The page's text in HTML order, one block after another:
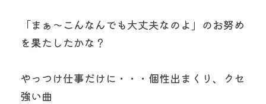
「まぁ～こんなんでも大丈夫なのよ」のお努め
を果たしたかな？
やっつけ仕事だけに・・・個性出まくり、クセ
強い曲